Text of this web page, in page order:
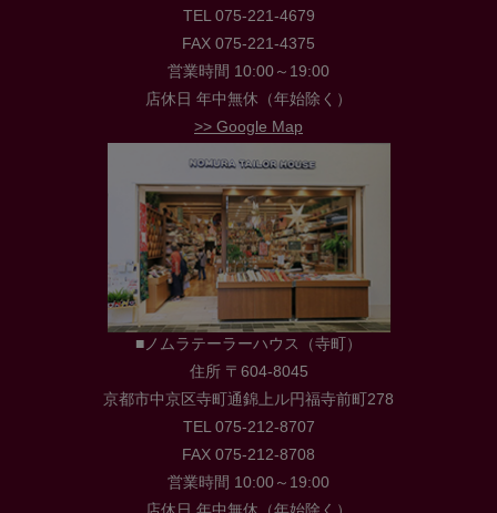
TEL 075-221-4679
FAX 075-221-4375
営業時間 10:00～19:00
店休日 年中無休（年始除く）
>> Google Map
■ノムラテーラーハウス（寺町）
住所 〒604-8045
京都市中京区寺町通錦上ル円福寺前町278
TEL 075-212-8707
FAX 075-212-8708
営業時間 10:00～19:00